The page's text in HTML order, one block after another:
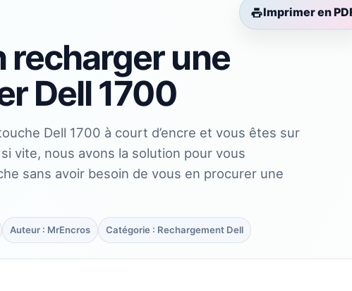
Imprimer en
recharger une
Dell 1700
Dell 1700 à court d’encre et vous êtes sur
vite, nous avons la solution pour vous
sans avoir besoin de vous en procurer une
Auteur : MrEncros Catégorie : Rechargement Dell